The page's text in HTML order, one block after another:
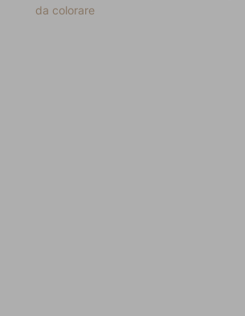
da colorare